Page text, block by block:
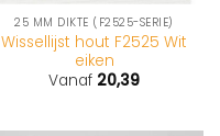
25 MM DIKTE (F2525-SERIE)
Wissellijst hout F2525 Wit
eiken
Vanaf 20,39